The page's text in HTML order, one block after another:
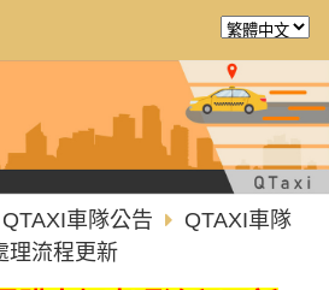
QTAXI車隊公告
QTAXI車隊
理流程更新